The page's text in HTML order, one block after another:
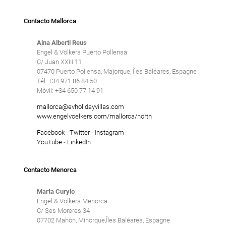
Contacto Mallorca
Aina Alberti Reus
Engel & Völkers Puerto Pollensa
C/ Juan XXIII 11
07470 Puerto Pollensa, Majorque, Îles Baléares, Espagne
Tél: +34 971 86 84 50
Móvil: +34 650 77 14 91
mallorca@evholidayvillas.com
www.engelvoelkers.com/mallorca/north
Facebook- Twitter- Instagram
YouTube- LinkedIn
Contacto Menorca
Marta Curylo
Engel & Völkers Menorca
C/ Ses Moreres 34
07702 Mahón, Minorque,Îles Baléares, Espagne